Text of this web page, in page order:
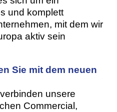
und komplett
mit dem wir
aktiv sein
Sie mit dem neuen
unsere
Commercial,